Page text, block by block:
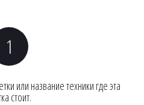
или название техники где эта
стоит.